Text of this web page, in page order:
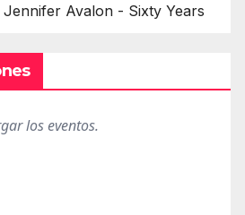
Avalon - Sixty Years